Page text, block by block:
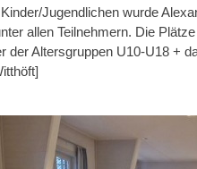
Jugendlichen wurde
allen Teilnehmern. Die
der Altersgruppen U10-U18 +